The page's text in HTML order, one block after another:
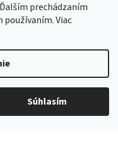
prechádzaním
používaním. Viac
Súhlasím
. Všetky práva vyhradené.